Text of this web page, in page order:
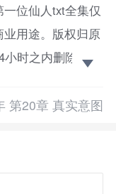
位仙人txt全集仅
用途。版权归原
时之内删除，如
我们的仙缘！
门！王诚：……
装备全靠捡》、
第20章 真实意图